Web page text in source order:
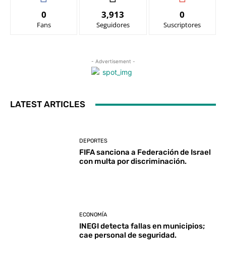
0
Fans
3,913
Seguidores
0
Suscriptores
- Advertisement -
LATEST ARTICLES
DEPORTES
FIFA sanciona a Federación de Israel
con multa por discriminación.
ECONOMÍA
INEGI detecta fallas en municipios;
cae personal de seguridad.